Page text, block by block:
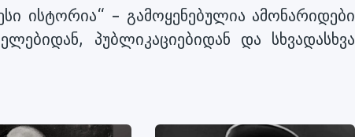
ისტორია“ – გამოყენებულია ამონარიდები
პუბლიკაციებიდან და სხვადასხვა